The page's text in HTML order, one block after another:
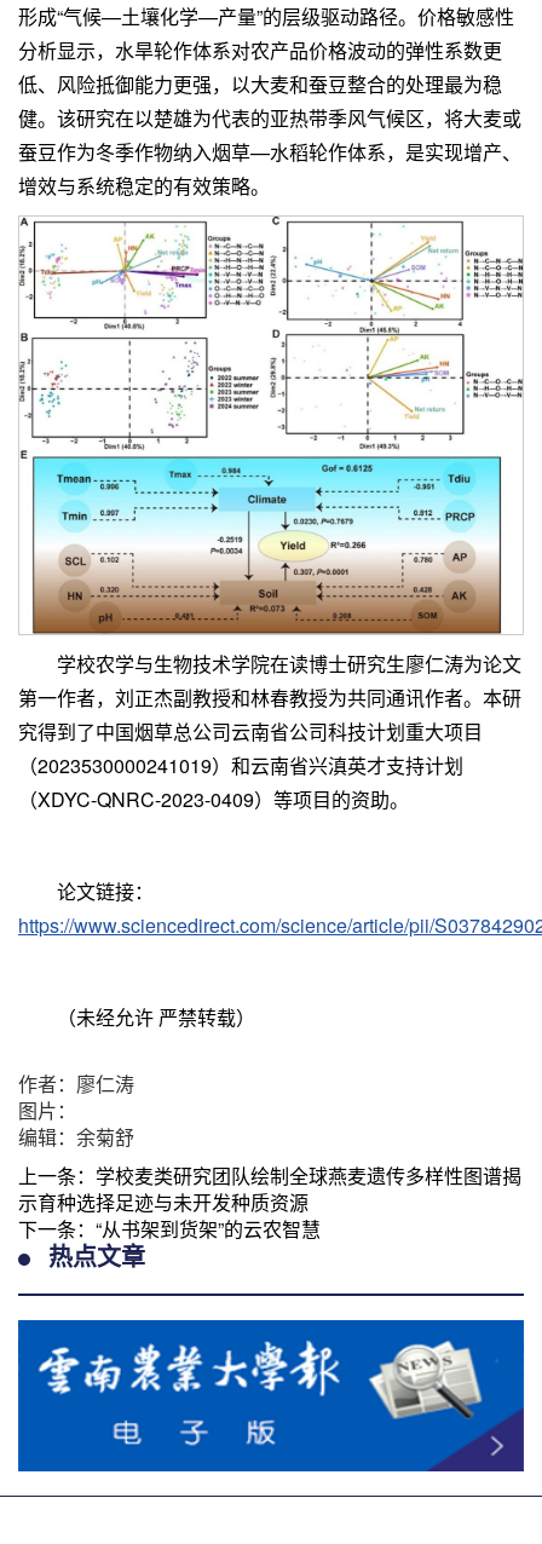
形成“气候—土壤化学—产量”的层级驱动路径。价格敏感性
分析显示，水旱轮作体系对农产品价格波动的弹性系数更
低、风险抵御能力更强，以大麦和蚕豆整合的处理最为稳
健。该研究在以楚雄为代表的亚热带季风气候区，将大麦或
蚕豆作为冬季作物纳入烟草—水稻轮作体系，是实现增产、
增效与系统稳定的有效策略。
学校农学与生物技术学院在读博士研究生廖仁涛为论文
第一作者，刘正杰副教授和林春教授为共同通讯作者。本研
究得到了中国烟草总公司云南省公司科技计划重大项目
（2023530000241019）和云南省兴滇英才支持计划
（XDYC-QNRC-2023-0409）等项目的资助。
论文链接：
https://www.sciencedirect.com/science/article/pii/
（未经允许 严禁转载）
作者：廖仁涛
图片：
编辑：余菊舒
上一条： 学校麦类研究团队绘制全球燕麦遗传多样性图谱揭
示育种选择足迹与未开发种质资源
下一条： “从书架到货架”的云农智慧
热点文章